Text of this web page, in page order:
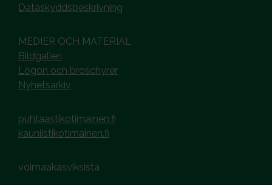
Dataskyddsbeskrivning
MEDIER OCH MATERIAL
Bildgalleri
Logon och broschyrer
Nyhetsarkiv
puhtaastikotimainen.fi
kauniistikotimainen.fi
voimaakasviksista